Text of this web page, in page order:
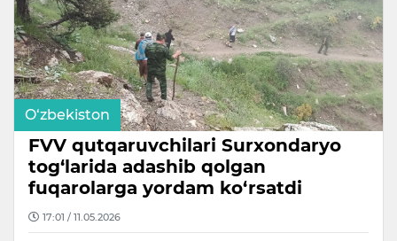
O‘zbekiston
FVV qutqaruvchilari Surxondaryo
tog‘larida adashib qolgan
fuqarolarga yordam ko‘rsatdi
17:01 / 11.05.2026